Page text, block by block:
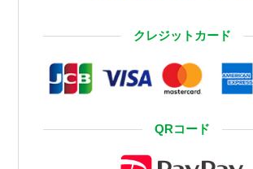
クレジットカード
QRコード